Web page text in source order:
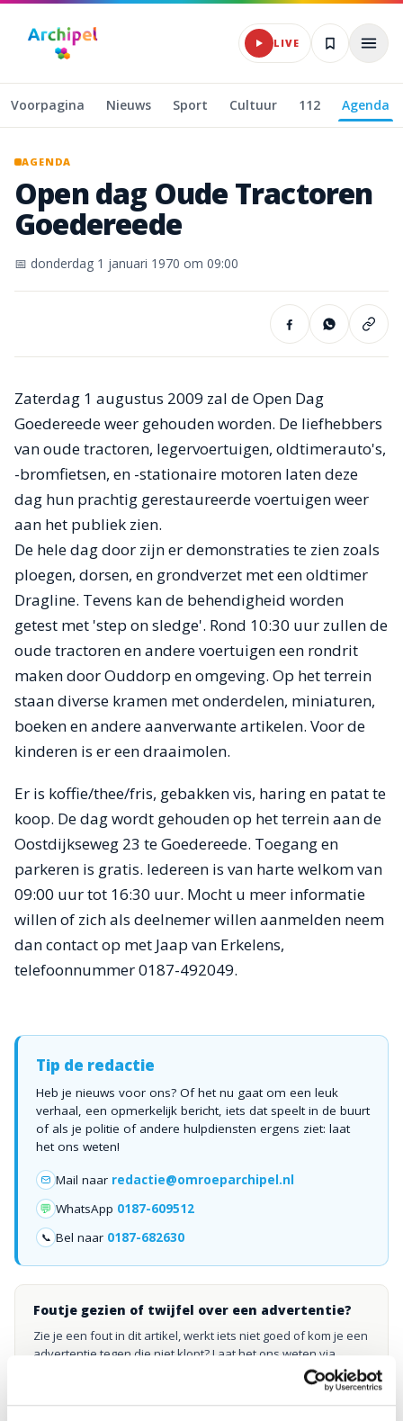
Naar hoofdinhoud
LIVE
Voorpagina Nieuws Sport Cultuur 112 Agenda
AGENDA
Opendag Oude Tractoren
Goedereede
📅 donderdag 1 januari 1970 om 09:00
Zaterdag 1 augustus 2009 zal de Open Dag
Goedereede weer gehouden worden. De liefhebbers
van oude tractoren, legervoertuigen, oldtimerauto's,
-bromfietsen, en -stationaire motoren laten deze
dag hun prachtig gerestaureerde voertuigen weer
aan het publiek zien.
De hele dag door zijn er demonstraties te zien zoals
ploegen, dorsen, en grondverzet met een oldtimer
Dragline. Tevens kan de behendigheid worden
getest met 'step on sledge'. Rond 10:30 uur zullen de
oude tractoren en andere voertuigen een rondrit
maken door Ouddorp en omgeving. Op het terrein
staan diverse kramen met onderdelen, miniaturen,
boeken en andere aanverwante artikelen. Voor de
kinderen is er een draaimolen.
Er is koffie/thee/fris, gebakken vis, haring en patat te
koop. De dag wordt gehouden op het terrein aan de
Oostdijkseweg 23 te Goedereede. Toegang en
parkeren is gratis. Iedereen is van harte welkom van
09:00 uur tot 16:30 uur. Mocht u meer informatie
willen of zich als deelnemer willen aanmelden neem
dan contact op met Jaap van Erkelens,
telefoonnummer 0187-492049.
Tip de redactie
Heb je nieuws voor ons? Of het nu gaat om een leuk
verhaal, een opmerkelijk bericht, iets dat speelt in de buurt
of als je politie of andere hulpdiensten ergens ziet: laat
het ons weten!
Mail naar redactie@omroeparchipel.nl
💬 WhatsApp 0187-609512
📞 Bel naar 0187-682630
Foutje gezien of twijfel over een advertentie?
Zie je een fout in dit artikel, werkt iets niet goed of kom je een
advertentie tegen die niet klopt? Laat het ons weten via
. We kijken er graag naar.